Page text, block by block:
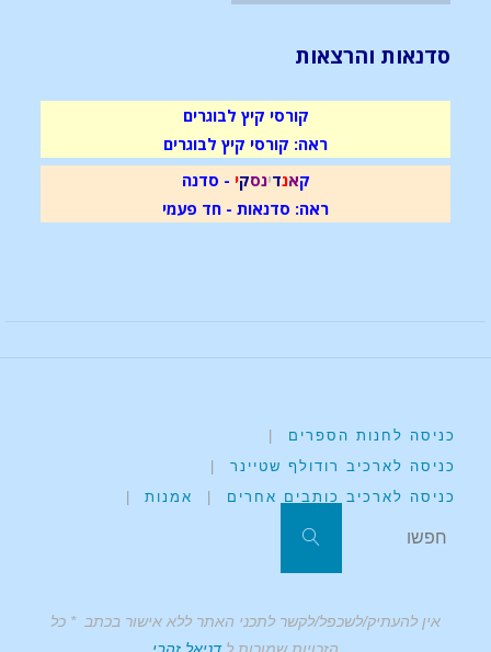
סדנאות והרצאות
קורסי קיץ לבוגרים
ראה: קורסי קיץ לבוגרים
קאנדינסקי - סדנה
ראה: סדנאות - חד פעמי
כניסה לחנות הספרים
|
כניסה לארכיב רודולף שטיינר
|
כניסה לארכיב כותבים אחרים
| אמנות |
אין להעתיק/לשכפל/לקשר לתכני האתר ללא אישור בכתב * כל
הזכויות שמורות לדניאל זהבי